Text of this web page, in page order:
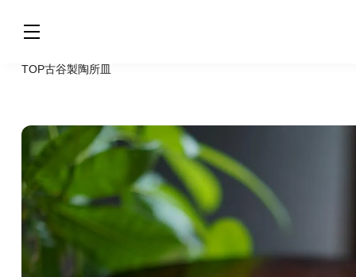
TOP古谷製陶所皿